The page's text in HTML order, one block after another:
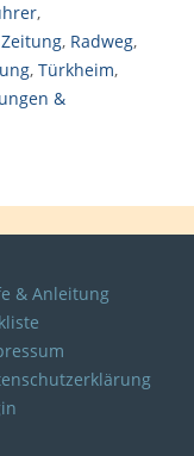
,
, Radweg,
, Türkheim,
&
& Anleitung